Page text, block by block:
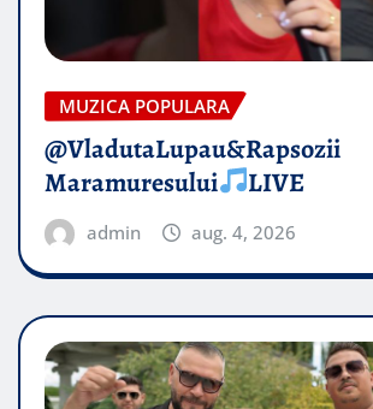
MUZICA POPULARA
@VladutaLupau&Rapsozii
Maramuresului
LIVE
admin aug. 4, 2026